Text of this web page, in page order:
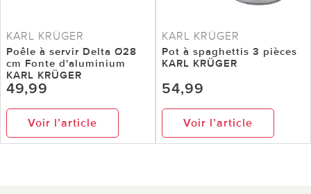
KARL KRÜGER
Poêle à servir Delta Ø28
cm Fonte d'aluminium
KARL KRÜGER
49,99
Voir l’article
KARL KRÜGER
Pot à spaghettis 3 pièces
KARL KRÜGER
54,99
Voir l’article